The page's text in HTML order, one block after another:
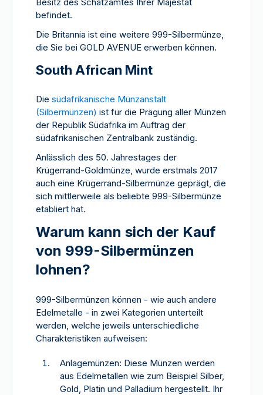
befindet.
Die Britannia ist eine weitere 999-Silbermünze,
die Sie bei GOLD AVENUE erwerben können.
South African Mint
Die südafrikanische Münzanstalt
(Silbermünzen) ist für die Prägung aller Münzen
der Republik Südafrika im Auftrag der
südafrikanischen Zentralbank zuständig.
Anlässlich des 50. Jahrestages der
Krügerrand-Goldmünze, wurde erstmals 2017
auch eine Krügerrand-Silbermünze geprägt, die
sich mittlerweile als beliebte 999-Silbermünze
etabliert hat.
Warum kann sich der Kauf
von 999-Silbermünzen
lohnen?
999-Silbermünzen können - wie auch andere
Edelmetalle - in zwei Kategorien unterteilt
werden, welche jeweils unterschiedliche
Charakteristiken aufweisen:
Anlagemünzen: Diese Münzen werden
aus Edelmetallen wie zum Beispiel Silber,
Gold, Platin und Palladium hergestellt. Ihr